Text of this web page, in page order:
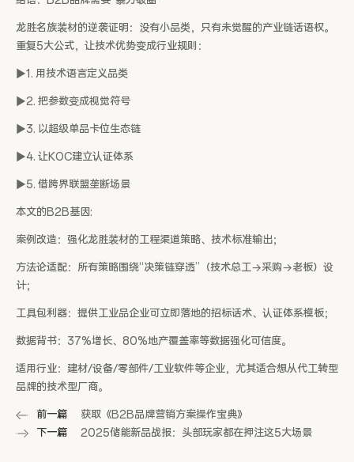
龙胜名族装材的逆袭证明：没有小品类，只有未觉醒的产业链话语权。
重复5大公式，让技术优势变成行业规则：
▶1. 用技术语言定义品类
▶2. 把参数变成视觉符号
▶3. 以超级单品卡位生态链
▶4. 让KOC建立认证体系
▶5. 借跨界联盟垄断场景
本文的B2B基因:
案例改造：强化龙胜装材的工程渠道策略、技术标准输出；
方法论适配：所有策略围绕“决策链穿透”（技术总工→采购→老板）设
计；
工具包利器：提供工业品企业可立即落地的招标话术、认证体系模板；
数据背书：37%增长、80%地产覆盖率等数据强化可信度。
适用行业：建材/设备/零部件/工业软件等企业，尤其适合想从代工转型
品牌的技术型厂商。
前一篇
获取《B2B品牌营销方案操作宝典》
下一篇
2025储能新品战报：头部玩家都在押注这5大场景